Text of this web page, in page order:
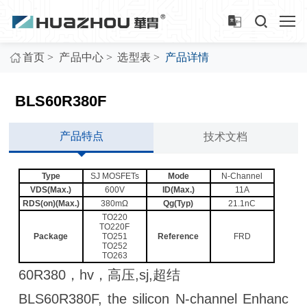
首页 > 产品中心 > 选型表 > 产品详情
BLS60R380F
产品特点 技术文档
Type SJ MOSFETs Mode
N-Channel
VDS(Max.)
600V ID(Max.)
11A
RDS(on)(Max.)
380mΩ Qg(Typ) 21.1nC
Package
TO220
TO220F
TO251
TO252
TO263
Reference FRD
60R380，hv，高压,sj,超结
BLS60R380F, the silicon N-channel Enhanc